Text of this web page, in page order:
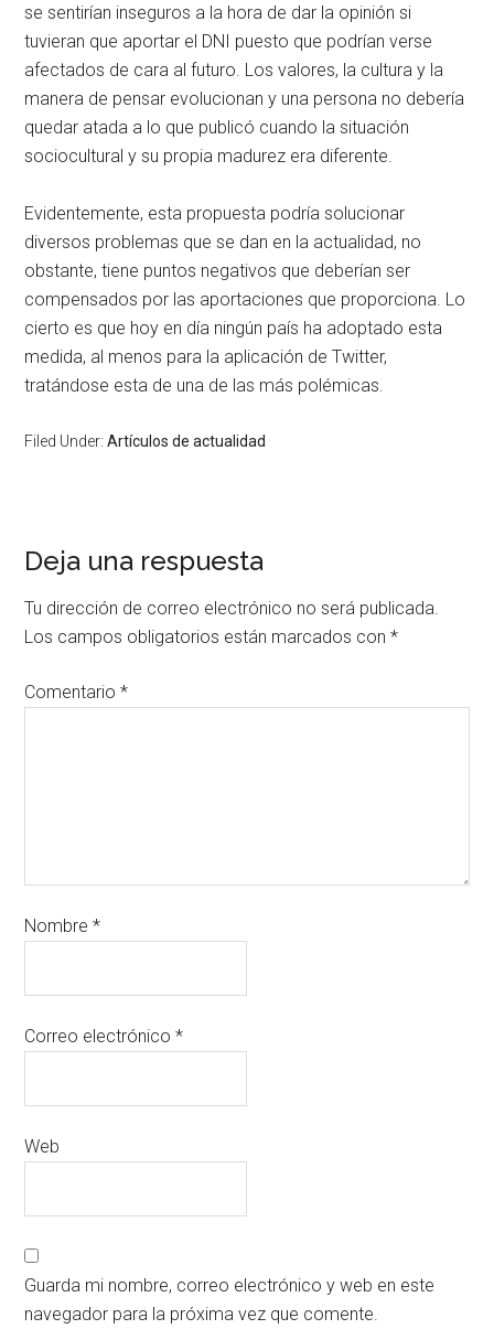
se sentirían inseguros a la hora de dar la opinión si
tuvieran que aportar el DNI puesto que podrían verse
afectados de cara al futuro. Los valores, la cultura y la
manera de pensar evolucionan y una persona no debería
quedar atada a lo que publicó cuando la situación
sociocultural y su propia madurez era diferente.
Evidentemente, esta propuesta podría solucionar
diversos problemas que se dan en la actualidad, no
obstante, tiene puntos negativos que deberían ser
compensados por las aportaciones que proporciona. Lo
cierto es que hoy en día ningún país ha adoptado esta
medida, al menos para la aplicación de Twitter,
tratándose esta de una de las más polémicas.
Filed Under:Artículos de actualidad
Deja una respuesta
Tu dirección de correo electrónico no será publicada.
Los campos obligatorios están marcados con*
Comentario*
Nombre*
Correo electrónico*
Web
Guarda mi nombre, correo electrónico y web en este
navegador para la próxima vez que comente.